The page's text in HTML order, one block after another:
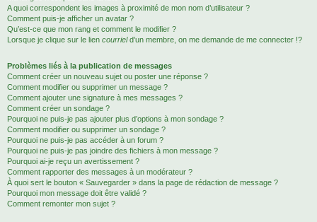
A quoi correspondent les images à proximité de mon nom d’utilisateur ?
Comment puis-je afficher un avatar ?
Qu’est-ce que mon rang et comment le modifier ?
Lorsque je clique sur le lien courrield’un membre, on me demande de me connecter !?
Problèmes liés à la publication de messages
Comment créer un nouveau sujet ou poster une réponse ?
Comment modifier ou supprimer un message ?
Comment ajouter une signature à mes messages ?
Comment créer un sondage ?
Pourquoi ne puis-je pas ajouter plus d’options à mon sondage ?
Comment modifier ou supprimer un sondage ?
Pourquoi ne puis-je pas accéder à un forum ?
Pourquoi ne puis-je pas joindre des fichiers à mon message ?
Pourquoi ai-je reçu un avertissement ?
Comment rapporter des messages à un modérateur ?
À quoi sert le bouton « Sauvegarder » dans la page de rédaction de message ?
Pourquoi mon message doit être validé ?
Comment remonter mon sujet ?